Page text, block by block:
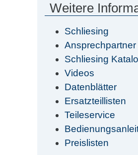
Weitere
Schliesing
Ansprechpartner
Schliesing
Videos
Datenblätter
Ersatzteillisten
Teileservice
Preislisten